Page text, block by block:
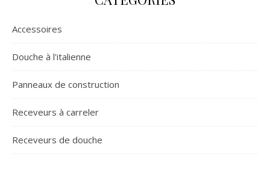
Accessoires
Douche à l'italienne
Panneaux de construction
Receveurs à carreler
Receveurs de douche